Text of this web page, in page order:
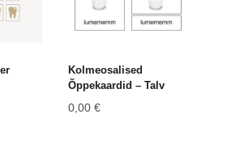
Kolmeosalised
Õppekaardid – Talv
0,00 €